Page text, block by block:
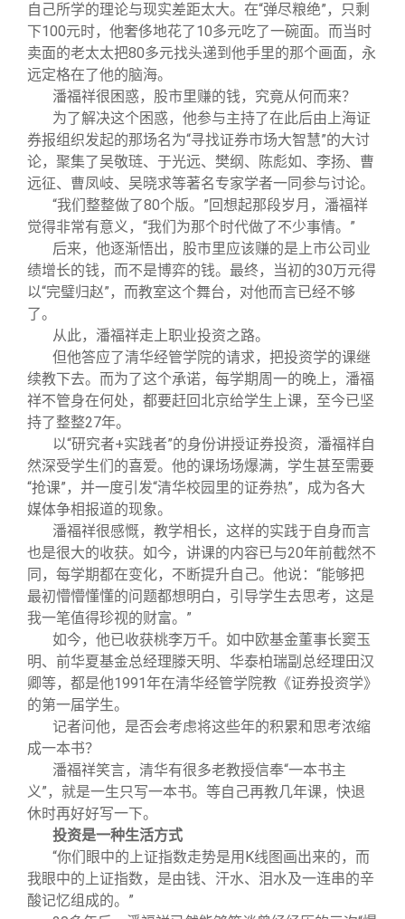
自己所学的理论与现实差距太大。在“弹尽粮绝”，只剩
下100元时，他奢侈地花了10多元吃了一碗面。而当时
卖面的老太太把80多元找头递到他手里的那个画面，永
远定格在了他的脑海。
潘福祥很困惑，股市里赚的钱，究竟从何而来？
为了解决这个困惑，他参与主持了在此后由上海证
券报组织发起的那场名为“寻找证券市场大智慧”的大讨
论，聚集了吴敬琏、于光远、樊纲、陈彪如、李扬、曹
远征、曹凤岐、吴晓求等著名专家学者一同参与讨论。
“我们整整做了80个版。”回想起那段岁月，潘福祥
觉得非常有意义，“我们为那个时代做了不少事情。”
后来，他逐渐悟出，股市里应该赚的是上市公司业
绩增长的钱，而不是博弈的钱。最终，当初的30万元得
以“完璧归赵”，而教室这个舞台，对他而言已经不够
了。
从此，潘福祥走上职业投资之路。
但他答应了清华经管学院的请求，把投资学的课继
续教下去。而为了这个承诺，每学期周一的晚上，潘福
祥不管身在何处，都要赶回北京给学生上课，至今已坚
持了整整27年。
以“研究者+实践者”的身份讲授证券投资，潘福祥自
然深受学生们的喜爱。他的课场场爆满，学生甚至需要
“抢课”，并一度引发“清华校园里的证券热”，成为各大
媒体争相报道的现象。
潘福祥很感慨，教学相长，这样的实践于自身而言
也是很大的收获。如今，讲课的内容已与20年前截然不
同，每学期都在变化，不断提升自己。他说：“能够把
最初懵懵懂懂的问题都想明白，引导学生去思考，这是
我一笔值得珍视的财富。”
如今，他已收获桃李万千。如中欧基金董事长窦玉
明、前华夏基金总经理滕天明、华泰柏瑞副总经理田汉
卿等，都是他1991年在清华经管学院教《证券投资学》
的第一届学生。
记者问他，是否会考虑将这些年的积累和思考浓缩
成一本书？
潘福祥笑言，清华有很多老教授信奉“一本书主
义”，就是一生只写一本书。等自己再教几年课，快退
休时再好好写一下。
投资是一种生活方式
“你们眼中的上证指数走势是用K线图画出来的，而
我眼中的上证指数，是由钱、汗水、泪水及一连串的辛
酸记忆组成的。”